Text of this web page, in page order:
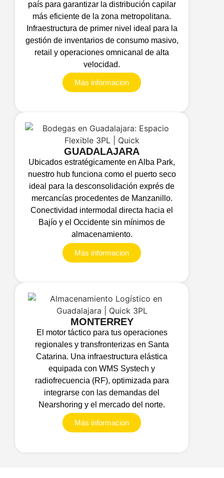
país para garantizar la distribución capilar
más eficiente de la zona metropolitana.
Infraestructura de primer nivel ideal para la
gestión de inventarios de consumo masivo,
retail y operaciones omnicanal de alta
velocidad.
Más informacion
GUADALAJARA
Ubicados estratégicamente en Alba Park,
nuestro hub funciona como el puerto seco
ideal para la desconsolidación exprés de
mercancías procedentes de Manzanillo.
Conectividad intermodal directa hacia el
Bajío y el Occidente sin mínimos de
almacenamiento.
Más informacion
MONTERREY
El motor táctico para tus operaciones
regionales y transfronterizas en Santa
Catarina. Una infraestructura elástica
equipada con WMS Systech y
radiofrecuencia (RF), optimizada para
integrarse con las demandas del
Nearshoring y el mercado del norte.
Más informacion